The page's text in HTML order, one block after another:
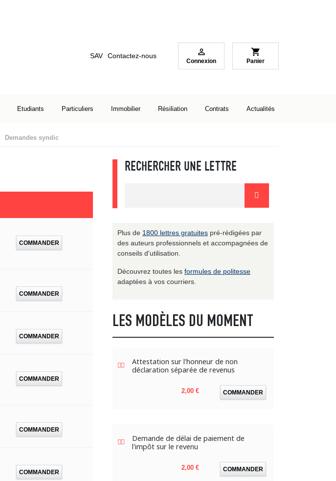
SAV Contactez-nous 
Connexion
shopping_cart
Panier
Etudiants Particuliers Immobilier Résiliation Contrats Actualités
Demandes syndic
COMMANDER
COMMANDER
COMMANDER
COMMANDER
COMMANDER
COMMANDER
RECHERCHER UNE LETTRE
Plus de 1800 lettres gratuites pré-rédigées par
des auteurs professionnels et accompagnées de
conseils d'utilisation.
Découvrez toutes les formules de politesse
adaptées à vos courriers.
LES MODÈLES DU MOMENT
Attestation sur l'honneur de non
déclaration séparée de revenus
Prix
2,00 € COMMANDER
Demande de délai de paiement de
l'impôt sur le revenu
Prix
2,00 € COMMANDER